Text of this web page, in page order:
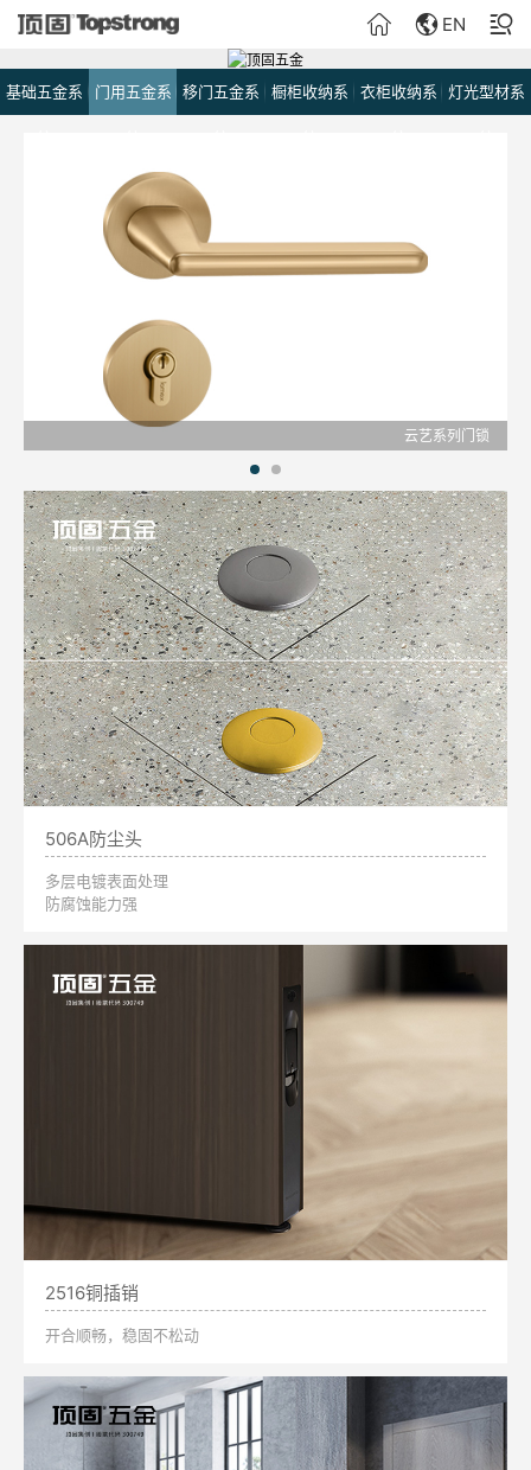
EN
基础五金系 门用五金系 移门五金系 橱柜收纳系 衣柜收纳系 灯光型材系
云艺系列门锁
506A防尘头
多层电镀表面处理
防腐蚀能力强
2516铜插销
开合顺畅，稳固不松动